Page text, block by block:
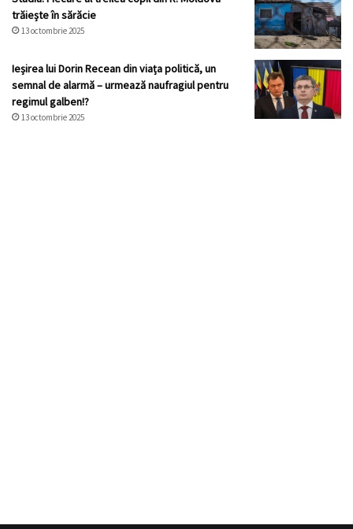
trăiește în sărăcie
13 octombrie 2025
Ieșirea lui Dorin Recean din viața politică, un
semnal de alarmă – urmează naufragiul pentru
regimul galben!?
13 octombrie 2025